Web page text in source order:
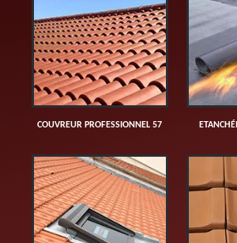
COUVREUR PROFESSIONNEL 57